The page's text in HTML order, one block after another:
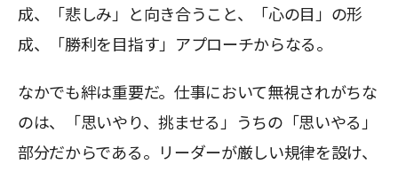
成、「悲しみ」と向き合うこと、「心の目」の形
成、「勝利を目指す」アプローチからなる。
なかでも絆は重要だ。仕事において無視されがちな
のは、「思いやり、挑ませる」うちの「思いやる」
部分だからである。リーダーが厳しい規律を設け、